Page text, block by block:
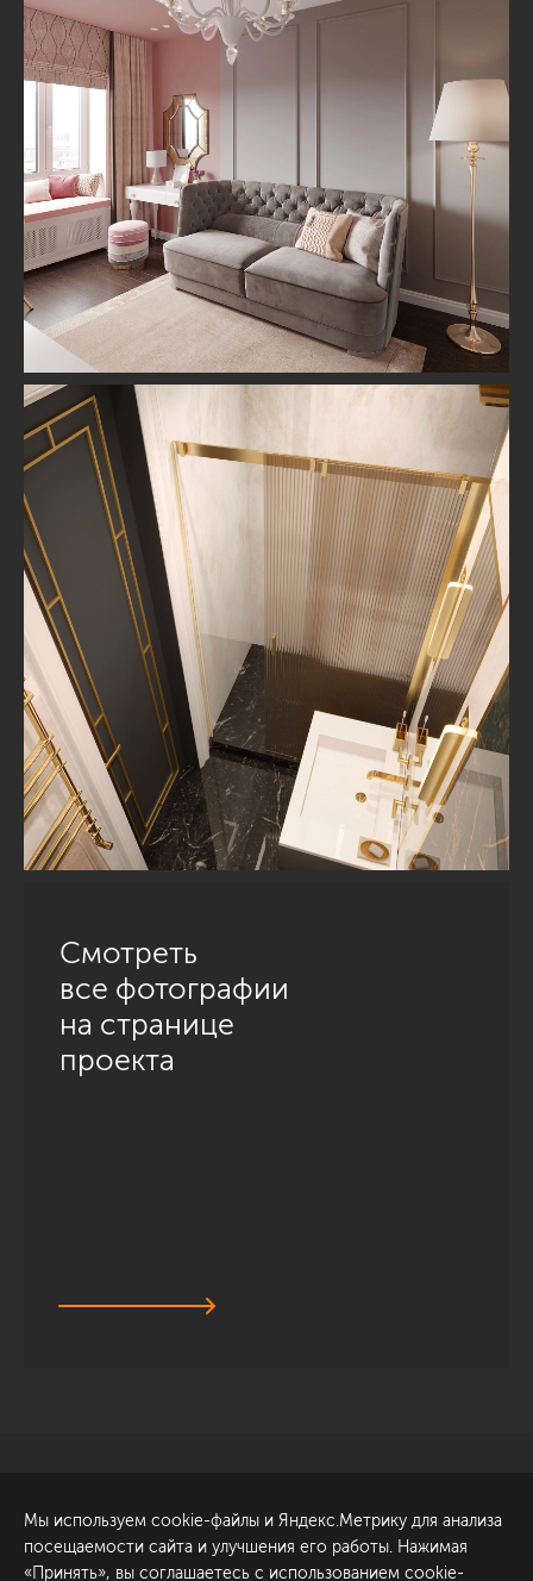
Смотреть
все фотографии
на странице
проекта
Обсудить проект
ул. Академика Павлова, 6
к1
Мы используем cookie-файлы и Яндекс.Метрику для анализа
посещаемости сайта и улучшения его работы. Нажимая
«Принять», вы соглашаетесь с использованием cookie-